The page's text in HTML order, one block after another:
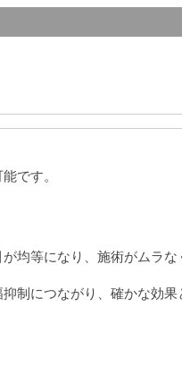
です。
均等になり、施術がムラな
制につながり、確かな効果